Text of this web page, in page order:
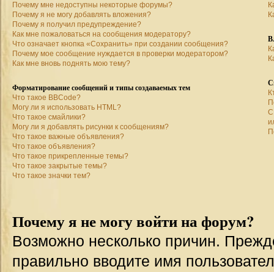
Почему мне недоступны некоторые форумы?
Почему я не могу добавлять вложения?
Почему я получил предупреждение?
Как мне пожаловаться на сообщения модератору?
Что означает кнопка «Сохранить» при создании сообщения?
Почему мое сообщение нуждается в проверки модератором?
Как мне вновь поднять мою тему?
Форматирование сообщений и типы создаваемых тем
Что такое BBCode?
Могу ли я использовать HTML?
Что такое смайлики?
Могу ли я добавлять рисунки к сообщениям?
Что такое важные объявления?
Что такое объявления?
Что такое прикрепленные темы?
Что такое закрытые темы?
Что такое значки тем?
С
Почему я не могу войти на форум?
Возможно несколько причин.
правильно вводите имя